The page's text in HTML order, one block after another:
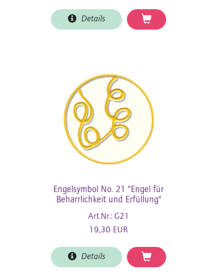
Details
Engelsymbol No. 21 "Engel für
Beharrlichkeit und Erfüllung"
Art.Nr.: G21
19,30 EUR
Details